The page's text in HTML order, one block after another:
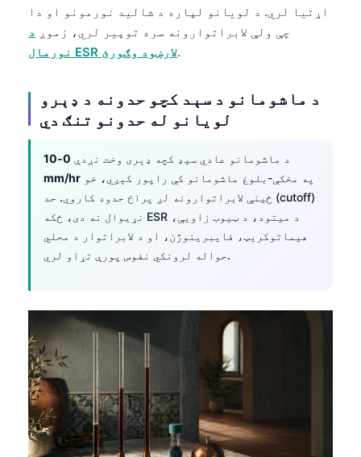
اړتیا لري. د لویانو لپاره د شالید نورمونو او دا
چې ولې لابراتوارونه سره توپیر لري، زموږ د
نورمال ESR لارښود وګورئ.
د ماشومانو د سېد کچو حدونه د ډېرو
لویانو له حدونو تنګ دي
د ماشومانو عادي سیډ کچه ډېری وخت نږدې
0-10
mm/hr
ځینې لابراتوارونه لږ پراخ حدود کاروي. حد (cutoff)
نړیوال نه دی، ځکه ESR د میتود، د ټیوب زاویې،
هیماتوکریټ، فایبرینوژن، او د لابراتوار د محلي
حواله لرونکي نفوس پورې تړاو لري.